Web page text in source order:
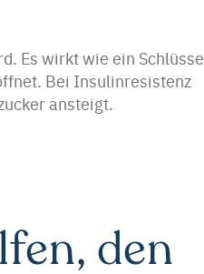
Es wirkt wie ein
Bei Insulinresistenz
ansteigt.
den